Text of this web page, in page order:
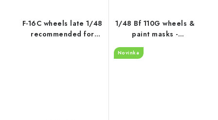
F-16C wheels late 1/48
recommended for
1/48 Bf 110G wheels &
paint masks -
MONOGRAM
Novinka